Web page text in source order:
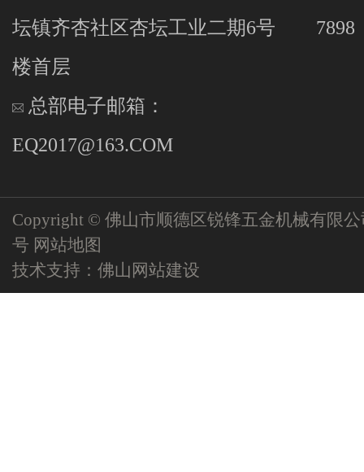
坛镇齐杏社区杏坛工业二期6号
楼首层
总部电子邮箱：
EQ2017@163.COM
7898
Copyright © 佛山市顺德区锐锋五金机械有限
号 网站地图
技术支持： 佛山网站建设